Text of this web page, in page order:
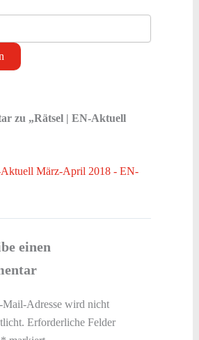
zu „Rätsel | EN-Aktuell
März-April 2018 - EN-
einen
Mail-Adresse wird nicht
Erforderliche Felder